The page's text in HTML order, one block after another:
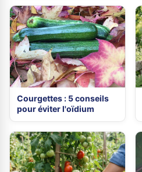
Courgettes : 5 conseils
pour éviter l'oïdium